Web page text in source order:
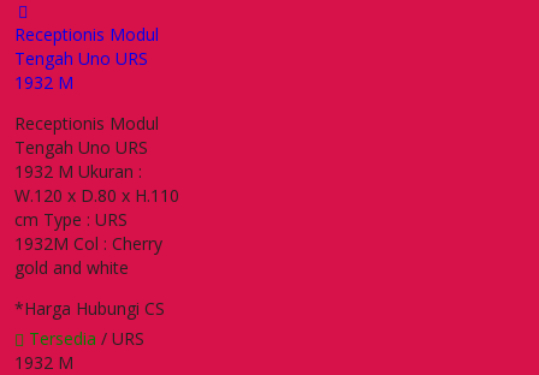
Receptionis Modul
Tengah Uno URS
1932 M
Receptionis Modul
Tengah Uno URS
1932 M Ukuran :
W.120 x D.80 x H.110
cm Type : URS
1932M Col : Cherry
gold and white
*Harga Hubungi CS
Tersedia / URS
1932 M